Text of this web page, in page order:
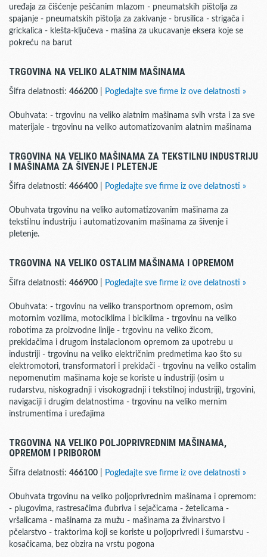
uređaja za čišćenje peščanim mlazom - pneumatskih pištolja za
spajanje - pneumatskih pištolja za zakivanje - brusilica - strigača i
grickalica - klešta-ključeva - mašina za ukucavanje eksera koje se
pokreću na barut
TRGOVINA NA VELIKO ALATNIM MAŠINAMA
Šifra delatnosti: 466200 Pogledajte sve firme iz ove delatnosti »
Obuhvata: - trgovinu na veliko alatnim mašinama svih vrsta i za sve
materijale - trgovinu na veliko automatizovanim alatnim mašinama
TRGOVINA NA VELIKO MAŠINAMA ZA TEKSTILNU INDUSTRIJU
I MAŠINAMA ZA ŠIVENJE I PLETENJE
Šifra delatnosti: 466400 Pogledajte sve firme iz ove delatnosti »
Obuhvata trgovinu na veliko automatizovanim mašinama za
tekstilnu industriju i automatizovanim mašinama za šivenje i
pletenje.
TRGOVINA NA VELIKO OSTALIM MAŠINAMA I OPREMOM
Šifra delatnosti: 466900 Pogledajte sve firme iz ove delatnosti »
Obuhvata: - trgovinu na veliko transportnom opremom, osim
motornim vozilima, motociklima i biciklima - trgovinu na veliko
robotima za proizvodne linije - trgovinu na veliko žicom,
prekidačima i drugom instalacionom opremom za upotrebu u
industriji - trgovinu na veliko električnim predmetima kao što su
elektromotori, transformatori i prekidači - trgovinu na veliko ostalim
nepomenutim mašinama koje se koriste u industriji (osim u
rudarstvu, niskogradnji i visokogradnji i tekstilnoj industriji), trgovini,
navigaciji i drugim delatnostima - trgovinu na veliko mernim
instrumentima i uređajima
TRGOVINA NA VELIKO POLJOPRIVREDNIM MAŠINAMA,
OPREMOM I PRIBOROM
Šifra delatnosti: 466100 Pogledajte sve firme iz ove delatnosti »
Obuhvata trgovinu na veliko poljoprivrednim mašinama i opremom:
- plugovima, rastresačima đubriva i sejačicama - žetelicama -
vršalicama - mašinama za mužu - mašinama za živinarstvo i
pčelarstvo - traktorima koji se koriste u poljoprivredi i šumarstvu -
kosačicama, bez obzira na vrstu pogona